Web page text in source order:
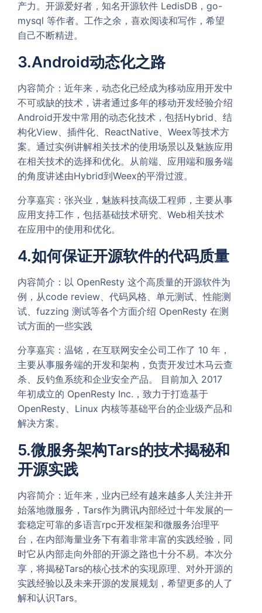
产力。开源爱好者，知名开源软件 LedisDB，go-
mysql 等作者。工作之余，喜欢阅读和写作，希望
自己不断精进。
3.Android动态化之路
内容简介：近年来，动态化已经成为移动应用开发中
不可或缺的技术，讲者通过多年的移动开发经验介绍
Android开发中常用的动态化技术，包括Hybrid、结
构化View、插件化、ReactNative、Weex等技术方
案。通过实例讲解相关技术的使用场景以及魅族应用
在相关技术的选择和优化。从前端、应用端和服务端
的角度讲述由Hybrid到Weex的平滑过渡。
分享嘉宾：张兴业，魅族科技高级工程师，主要从事
应用支持工作，包括基础技术研究、Web相关技术
在应用中的使用和优化。
4.如何保证开源软件的代码质量
内容简介：以 OpenResty 这个高质量的开源软件为
例，从code review、代码风格、单元测试、性能测
试、fuzzing 测试等各个方面介绍 OpenResty 在测
试方面的一些实践
分享嘉宾：温铭，在互联网安全公司工作了 10 年，
主要从事服务端的开发和架构，负责开发过木马云查
杀、反钓鱼系统和企业安全产品。 目前加入 2017
年初成立的 OpenResty Inc.，致力于打造基于
OpenResty、Linux 内核等基础平台的企业级产品和
解决方案。
5.微服务架构Tars的技术揭秘和
开源实践
内容简介：近年来，业内已经有越来越多人关注并开
始落地微服务，Tars作为腾讯内部经过十年发展的一
套稳定可靠的多语言rpc开发框架和微服务治理平
台，在内部海量业务下有着非常丰富的实践经验，同
时它从内部走向外部的开源之路也十分不易。本次分
享，将揭秘Tars的核心技术的实现原理、对外开源的
实践经验以及未来开源的发展规划，希望更多的人了
解和认识Tars。